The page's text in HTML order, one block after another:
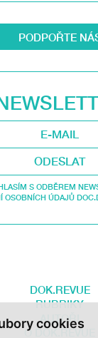
cookies
PODPOŘTE
ODESLAT
S ODBĚREM
OSOBNÍCH ÚDAJŮ
DOK.REVUE
RUBRIKY
AUTOŘI
O DOK.REVUE